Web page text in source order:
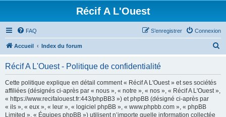
Récif A L'Ouest
FAQ Connexion
S’enregistrer
Accueil Index du forum
Récif A L'Ouest - Politique de confidentialité
Cette politique explique en détail comment « Récif A L'Ouest » et ses sociétés
affiliées (désignés ci-après par « nous », « notre », « nos », « Récif A L'Ouest »,
« https://www.recifalouest.fr:443/phpBB3 ») et phpBB (désigné ci-après par
« ils », « eux », « leur », « logiciel phpBB », « www.phpbb.com », « phpBB
Limited », « Équipes phpBB ») utilisent n’importe quelle information collectée